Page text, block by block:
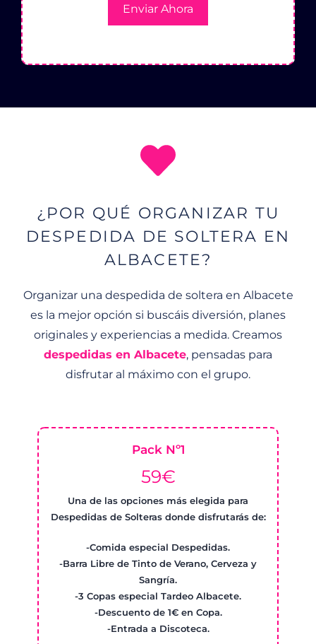
¿POR QUÉ ORGANIZAR TU
DESPEDIDA DE SOLTERA EN
ALBACETE?
Organizar una despedida de soltera en Albacete
es la mejor opción si buscáis diversión, planes
originales y experiencias a medida. Creamos
despedidas en Albacete, pensadas para
disfrutar al máximo con el grupo.
Pack Nº1
59€
Una de las opciones más elegida para
Despedidas de Solteras donde disfrutarás de:
-Comida especial Despedidas.
-Barra Libre de Tinto de Verano, Cerveza y
Sangría.
-3 Copas especial Tardeo Albacete.
-Descuento de 1€ en Copa.
-Entrada a Discoteca.